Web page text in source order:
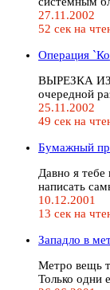
27.11.2002
52 сек на
Операция
ВЫРЕЗКА
очередной
25.11.2002
49 сек на
Бумажный
Давно я
написать
10.12.2001
13 сек на
Западло в
Метро вещь
Только одни